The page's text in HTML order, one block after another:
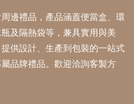
邊禮品，產品涵蓋便當盒、環
及隔熱袋等，兼具實用與美
供設計、生產到包裝的一站式
品牌禮品。歡迎洽詢客製方